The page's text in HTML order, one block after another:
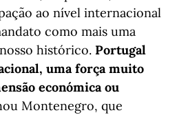
ao nível internacional
como mais uma
histórico. Portugal
uma força muito
económica ou
Montenegro, que